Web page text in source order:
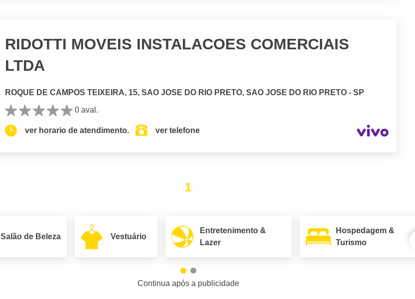
RIDOTTI MOVEIS INSTALACOES COMERCIAIS
LTDA
ROQUE DE CAMPOS TEIXEIRA, 15, SAO JOSE DO RIO PRETO, SAO JOSE DO RIO PRETO - SP
0 aval.
ver horario de atendimento. ver telefone
1
Salão de Beleza Vestuário
Entretenimento &
Lazer
Hospedagem &
Turismo
Continua após a publicidade